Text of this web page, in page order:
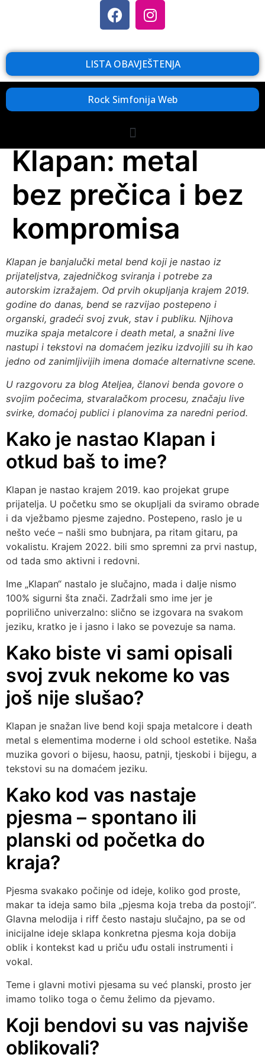
LISTA OBAVJEŠTENJA
Rock Simfonija Web
Klapan: metal
bez prečica i bez
kompromisa
Klapan je banjalučki metal bend koji je nastao iz
prijateljstva, zajedničkog sviranja i potrebe za
autorskim izražajem. Od prvih okupljanja krajem 2019.
godine do danas, bend se razvijao postepeno i
organski, gradeći svoj zvuk, stav i publiku. Njihova
muzika spaja metalcore i death metal, a snažni live
nastupi i tekstovi na domaćem jeziku izdvojili su ih kao
jedno od zanimljivijih imena domaće alternativne scene.
U razgovoru za blog Ateljea, članovi benda govore o
svojim počecima, stvaralačkom procesu, značaju live
svirke, domaćoj publici i planovima za naredni period.
Kako je nastao Klapan i
otkud baš to ime?
Klapan je nastao krajem 2019. kao projekat grupe
prijatelja. U početku smo se okupljali da sviramo obrade
i da vježbamo pjesme zajedno. Postepeno, raslo je u
nešto veće – našli smo bubnjara, pa ritam gitaru, pa
vokalistu. Krajem 2022. bili smo spremni za prvi nastup,
od tada smo aktivni i redovni.
Ime „Klapan“ nastalo je slučajno, mada i dalje nismo
100% sigurni šta znači. Zadržali smo ime jer je
poprilično univerzalno: slično se izgovara na svakom
jeziku, kratko je i jasno i lako se povezuje sa nama.
Kako biste vi sami opisali
svoj zvuk nekome ko vas
još nije slušao?
Klapan je snažan live bend koji spaja metalcore i death
metal s elementima moderne i old school estetike. Naša
muzika govori o bijesu, haosu, patnji, tjeskobi i bijegu, a
tekstovi su na domaćem jeziku.
Kako kod vas nastaje
pjesma – spontano ili
planski od početka do
kraja?
Pjesma svakako počinje od ideje, koliko god proste,
makar ta ideja samo bila „pjesma koja treba da postoji“.
Glavna melodija i riff često nastaju slučajno, pa se od
inicijalne ideje sklapa konkretna pjesma koja dobija
oblik i kontekst kad u priču uđu ostali instrumenti i
vokal.
Teme i glavni motivi pjesama su već planski, prosto jer
imamo toliko toga o čemu želimo da pjevamo.
Koji bendovi su vas najviše
oblikovali?